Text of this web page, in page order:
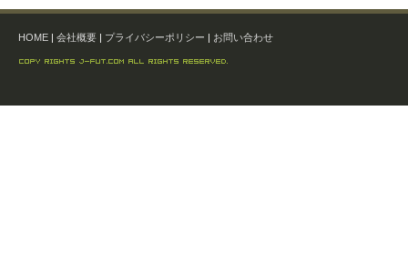
HOME | 会社概要 | プライバシーポリシー | お問い合わせ